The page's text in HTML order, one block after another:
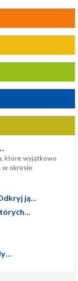
które wyjątkowo
w okresie
ją…